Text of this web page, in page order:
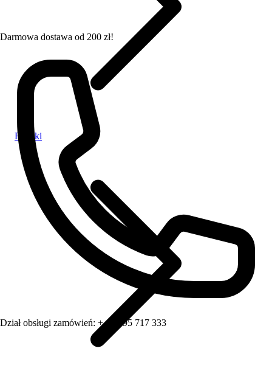
Darmowa dostawa od 200 zł!
Dział obsługi zamówień: + 48 795 717 333
Filterki